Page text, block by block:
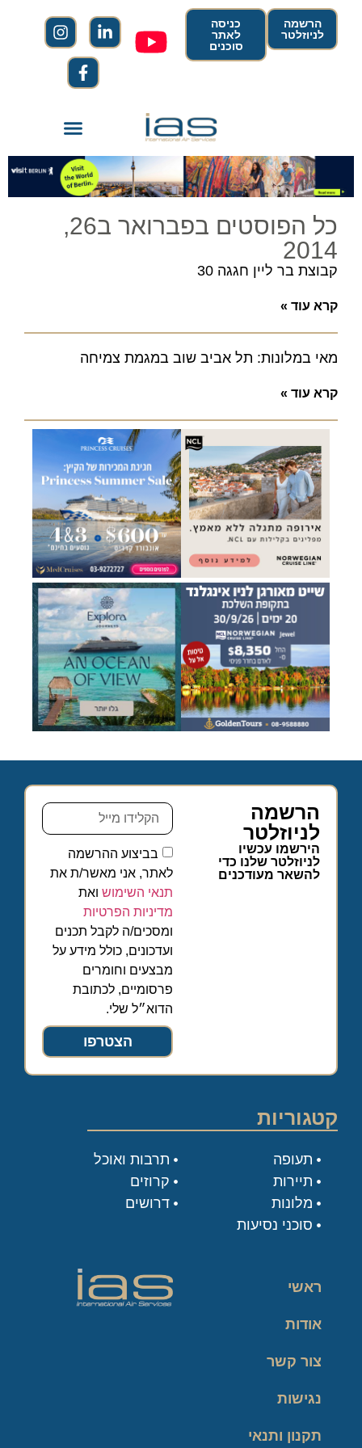
הרשמה
לניוזלטר
כניסה
לאתר
סוכנים
כל הפוסטים בפברואר ב26,
2014
קבוצת בר ליין חגגה 30
קרא עוד »
מאי במלונות: תל אביב שוב במגמת צמיחה
קרא עוד »
הרשמה
לניוזלטר
הירשמו עכשיו
לניוזלטר שלנו כדי
להשאר מעודכנים
בביצוע ההרשמה
לאתר, אני מאשר/ת את
תנאי השימוש ואת
מדיניות הפרטיות
ומסכים/ה לקבל תכנים
ועדכונים, כולל מידע על
מבצעים וחומרים
פרסומיים, לכתובת
הדוא״ל שלי.
הצטרפו
קטגוריות
תעופה
תיירות
מלונות
סוכני נסיעות
תרבות ואוכל
קרוזים
דרושים
ראשי
אודות
צור קשר
נגישות
תקנון ותנאי